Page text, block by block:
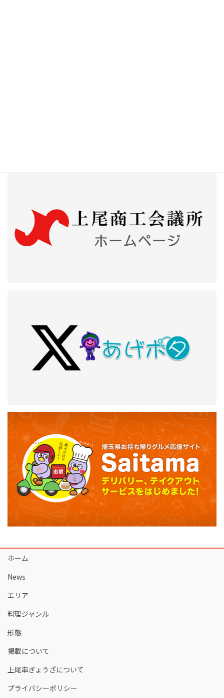
ホーム
News
エリア
料理ジャンル
形態
掲載について
上尾串ぎょうざについて
プライバシーポリシー